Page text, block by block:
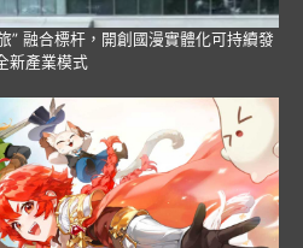
” 融合標杆，開創國漫實體化可持續發
新產業模式